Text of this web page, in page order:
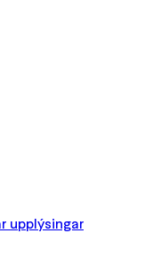
upplýsingar